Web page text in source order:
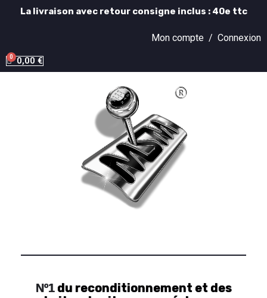
La livraison avec retour consigne inclus : 40e ttc
Mon compte / Connexion
0,00 €
Nº1du reconditionnement et des